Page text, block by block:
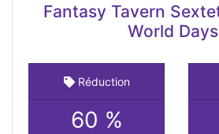
Fantasy Tavern
World
Réduction
60 %